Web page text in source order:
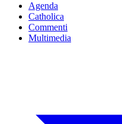
Agenda
Catholica
Commenti
Multimedia